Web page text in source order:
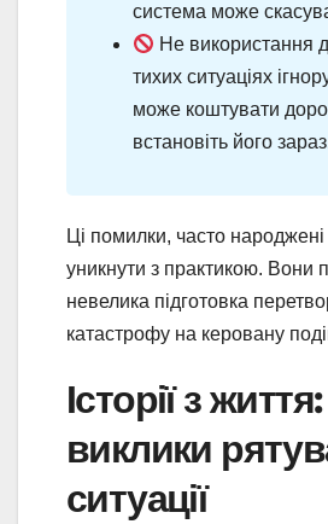
система може
Не використання
тихих ситуаціях
може коштувати
встановіть його
Ці помилки, часто
уникнути з практикою. Вони
невелика підготовка
катастрофу на керовану
Історії з
виклики
ситуації